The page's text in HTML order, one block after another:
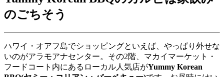
のごちそう
ハワイ・オアフ島でショッピングといえば、やっぱり外せな
いのがアラモアナセンター。その2階、マカイマーケット・
フードコート内にあるローカル人気店がYummy Korean